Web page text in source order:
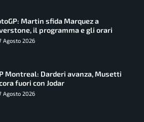
Martin sfida Marquez a
il programma e gli orari
Agosto 2026
Montreal: Darderi avanza, Musetti
fuori con Jodar
Agosto 2026